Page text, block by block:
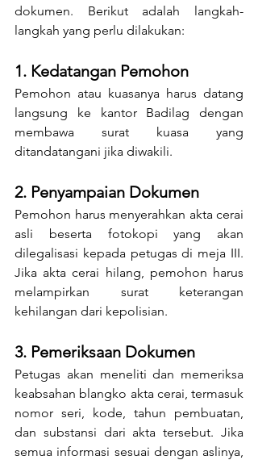
dokumen. Berikut adalah langkah-
langkah yang perlu dilakukan:
1. Kedatangan Pemohon
Pemohon atau kuasanya harus datang
langsung ke kantor Badilag dengan
membawa surat kuasa yang
ditandatangani jika diwakili.
2. Penyampaian Dokumen
Pemohon harus menyerahkan akta cerai
asli beserta fotokopi yang akan
dilegalisasi kepada petugas di meja III.
Jika akta cerai hilang, pemohon harus
melampirkan surat keterangan
kehilangan dari kepolisian.
3. Pemeriksaan Dokumen
Petugas akan meneliti dan memeriksa
keabsahan blangko akta cerai, termasuk
nomor seri, kode, tahun pembuatan,
dan substansi dari akta tersebut. Jika
semua informasi sesuai dengan aslinya,